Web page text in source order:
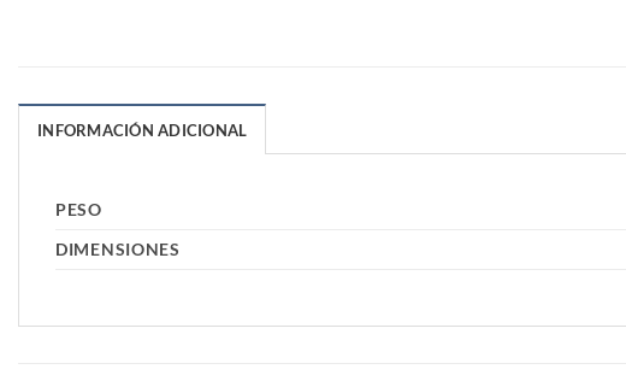
INFORMACIÓN ADICIONAL
PESO
DIMENSIONES